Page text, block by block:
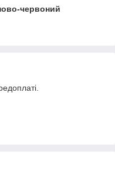
червоний